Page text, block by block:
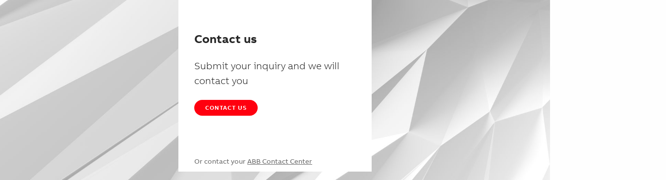
Contact us
Submit your inquiry and we will
contact you
CONTACT US
Or contact your ABB Contact Center